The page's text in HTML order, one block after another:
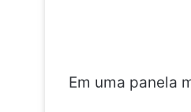
Em uma panela